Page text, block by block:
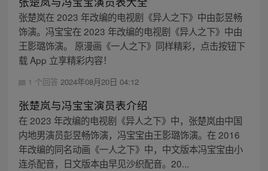
张楚岚在 2023 年改编的电视剧《异人之下》中由彭昱畅
饰演。冯宝宝在 2023 年改编的电视剧《异人之下》中由
王影璐饰演。 原漫画《一人之下》同样精彩，点击按钮下
载 App 立享精彩内容！
1 个回答 2024年08月20日 04:12
张楚岚与冯宝宝演员表介绍
在 2023 年改编的电视剧《异人之下》中，张楚岚由中国
内地男演员彭昱畅饰演，冯宝宝由王影璐饰演。在 2016
年改编的同名动画《一人之下》中，中文版本冯宝宝由小
连杀配音，日文版本由早见沙织配音。20...